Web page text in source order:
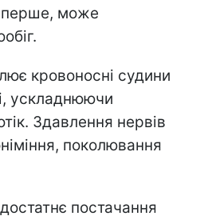
може
кровоносні судини
ускладнюючи
Здавлення нервів
поколювання
постачання